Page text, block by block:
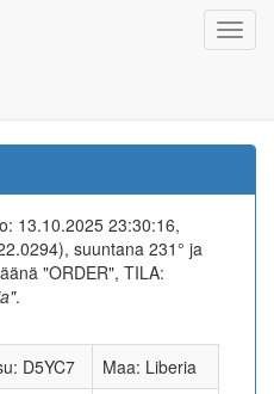
13.10.2025 23:30:16,
suuntana 231° ja
"ORDER", TILA:
.
D5YC7
Maa: Liberia